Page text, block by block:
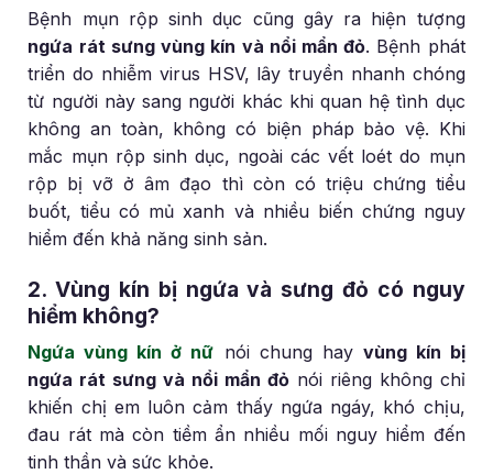
Bệnh mụn rộp sinh dục cũng gây ra hiện tượng
ngứa rát sưng vùng kín và nổi mẩn đỏ. Bệnh phát
triển do nhiễm virus HSV, lây truyền nhanh chóng
từ người này sang người khác khi quan hệ tình dục
không an toàn, không có biện pháp bảo vệ. Khi
mắc mụn rộp sinh dục, ngoài các vết loét do mụn
rộp bị vỡ ở âm đạo thì còn có triệu chứng tiểu
buốt, tiểu có mủ xanh và nhiều biến chứng nguy
hiểm đến khả năng sinh sản.
2. Vùng kín bị ngứa và sưng đỏ có nguy
hiểm không?
Ngứa vùng kín ở nữ nói chung hay vùng kín bị
ngứa rát sưng và nổi mẩn đỏnói riêng không chỉ
khiến chị em luôn cảm thấy ngứa ngáy, khó chịu,
đau rát mà còn tiềm ẩn nhiều mối nguy hiểm đến
tinh thần và sức khỏe.